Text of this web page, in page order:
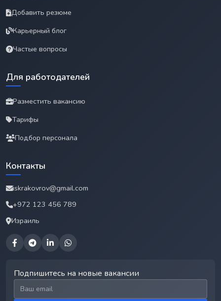
Добавить резюме
Карьерный блог
Частые вопросы
Для работодателей
Разместить вакансию
Тарифы
Подбор персонала
Контакты
iskrakovrov@gmail.com
+972 123 456 789
Израиль
Подпишитесь на новые вакансии
Email для подписки